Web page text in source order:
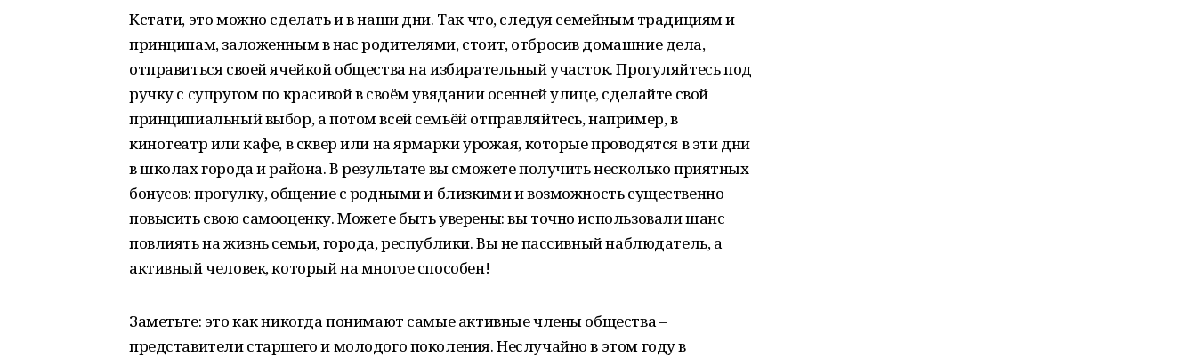
Кстати, это можно сделать и в наши дни. Так что, следуя семейным традициям и
принципам, заложенным в нас родителями, стоит, отбросив домашние дела,
отправиться своей ячейкой общества на избирательный участок. Прогуляйтесь под
ручку с супругом по красивой в своём увядании осенней улице, сделайте свой
принципиальный выбор, а потом всей семьёй отправляйтесь, например, в
кинотеатр или кафе, в сквер или на ярмарки урожая, которые проводятся в эти дни
в школах города и района. В результате вы сможете получить несколько приятных
бонусов: прогулку, общение с родными и близкими и возможность существенно
повысить свою самооценку. Можете быть уверены: вы точно использовали шанс
повлиять на жизнь семьи, города, республики. Вы не пассивный наблюдатель, а
активный человек, который на многое способен!
Заметьте: это как никогда понимают самые активные члены общества –
представители старшего и молодого поколения. Неслучайно в этом году в